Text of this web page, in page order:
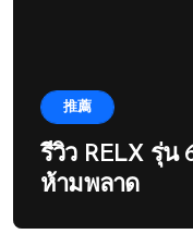
推薦
รีวิว RELX รุ่น
ห้ามพลาด